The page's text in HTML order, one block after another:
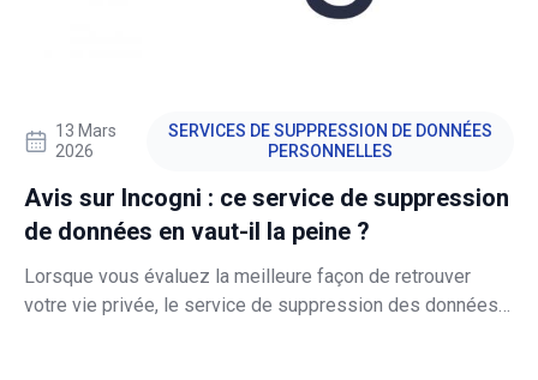
13 Mars
2026
SERVICES DE SUPPRESSION DE DONNÉES
PERSONNELLES
Avis sur Incogni : ce service de suppression
de données en vaut-il la peine ?
Lorsque vous évaluez la meilleure façon de retrouver
votre vie privée, le service de suppression des données